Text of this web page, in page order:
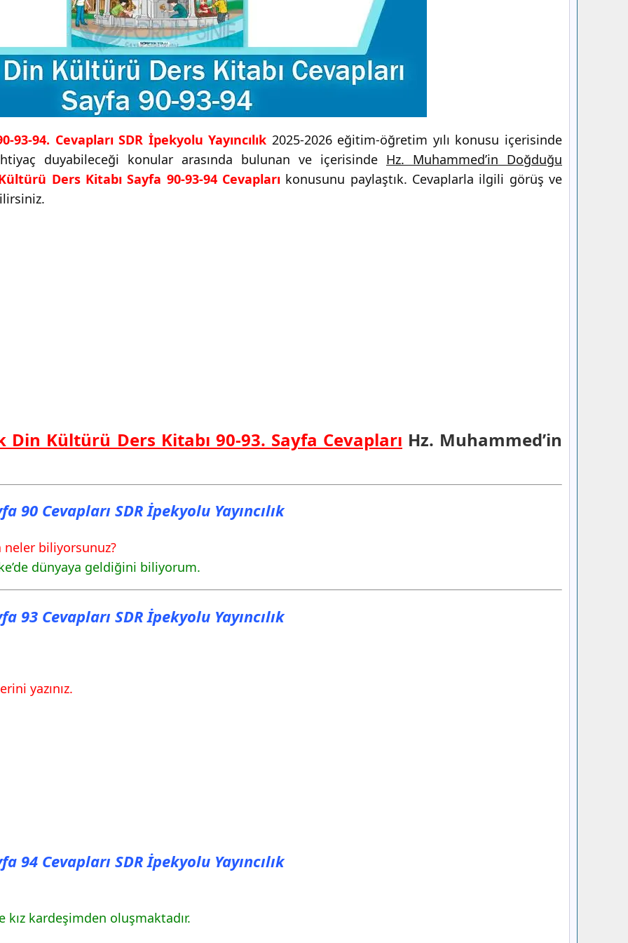
94. Cevapları SDR İpekyolu Yayıncılık 2025-2026 eğitim-öğretim yılı konusu içerisinde
duyabileceği konular arasında bulunan ve içerisinde Hz. Muhammed’in Doğduğu
Ders Kitabı Sayfa 90-93-94 Cevapları konusunu paylaştık. Cevaplarla ilgili görüş ve
Din Kültürü Ders Kitabı 90-93. Sayfa Cevapları Hz. Muhammed’in
90 Cevapları SDR İpekyolu Yayıncılık
neler biliyorsunuz?
dünyaya geldiğini biliyorum.
93 Cevapları SDR İpekyolu Yayıncılık
yazınız.
94 Cevapları SDR İpekyolu Yayıncılık
kardeşimden oluşmaktadır.